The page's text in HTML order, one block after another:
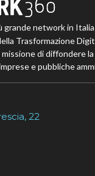
grande network in
Trasformazione
di diffondere
e pubbliche
22